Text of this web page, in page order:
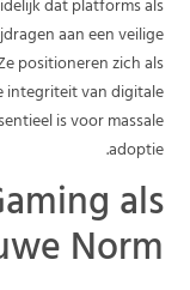
dat platforms als
aan een veilige
positioneren zich als
integriteit van digitale
is voor massale
adoptie.
als
Norm